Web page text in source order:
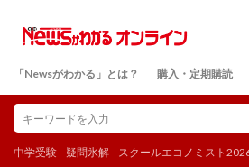
「Newsがわかる」とは？ 購入・定期購読
中学受験 疑問氷解 スクールエコノミスト
検索